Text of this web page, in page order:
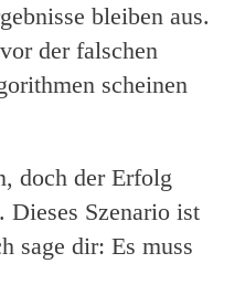
bleiben aus.
der falschen
scheinen
doch der Erfolg
Dieses Szenario ist
sage dir: Es muss